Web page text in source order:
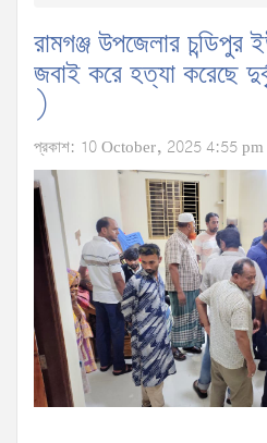
রামগঞ্জ উপজেলার চন্ডিপুর
জবাই করে হত্যা করেছে
)
প্রকাশ: 10 October, 2025 4:55 pm